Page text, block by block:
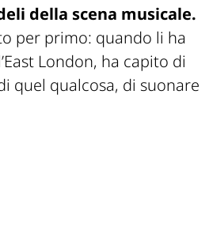
della scena musicale.
per primo: quando li ha
London, ha capito di
quel qualcosa, di suonare